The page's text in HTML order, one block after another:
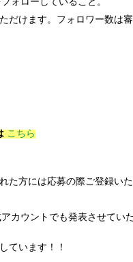
けます。フォロワー数は審
こちら
た方には応募の際ご登録い
カウントでも発表させてい
ています！！